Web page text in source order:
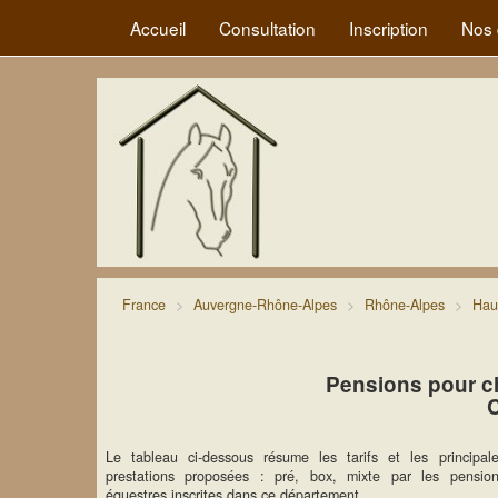
Accueil Consultation Inscription Nos
France Auvergne-Rhône-Alpes Rhône-Alpes
Pensions pour
Le tableau ci-dessous résume les tarifs et les
prestations proposées : pré, box, mixte par les